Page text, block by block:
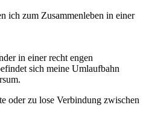
ich zum Zusammenleben in einer
in einer recht engen
sich meine Umlaufbahn
oder zu lose Verbindung zwischen